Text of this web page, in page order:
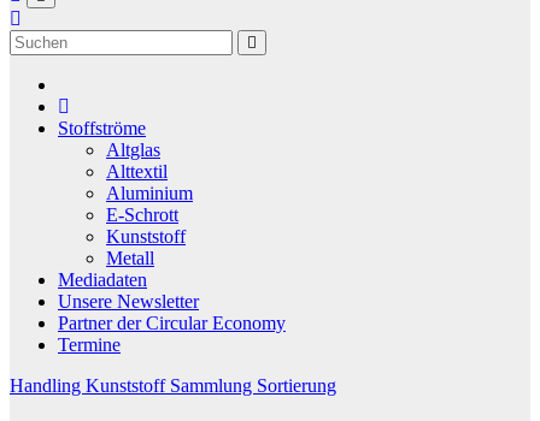
Stoffströme
Altglas
Alttextil
Aluminium
E-Schrott
Kunststoff
Metall
Mediadaten
Unsere Newsletter
Partner der Circular Economy
Termine
Handling Kunststoff Sammlung Sortierung